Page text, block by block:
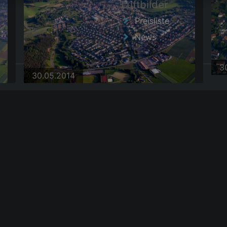
02.11.2018
30.05.2014
30.05.2014
Luftbilder
Preisliste
News
AGB